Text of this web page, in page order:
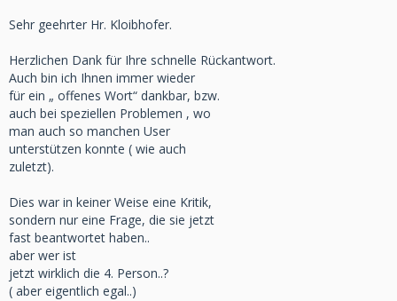
Sehr geehrter Hr. Kloibhofer.
Herzlichen Dank für Ihre schnelle Rückantwort.
Auch bin ich Ihnen immer wieder
für ein „ offenes Wort“ dankbar, bzw.
auch bei speziellen Problemen , wo
man auch so manchen User
unterstützen konnte ( wie auch
zuletzt).
Dies war in keiner Weise eine Kritik,
sondern nur eine Frage, die sie jetzt
fast beantwortet haben..
aber wer ist
jetzt wirklich die 4. Person..?
( aber eigentlich egal..)